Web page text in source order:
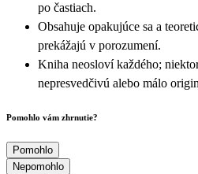
po častiach.
Obsahuje opakujúce sa a
prekážajú v porozumení.
Kniha neosloví každého;
nepresvedčivú alebo málo
Pomohlo vám zhrnutie?
Pomohlo
Nepomohlo